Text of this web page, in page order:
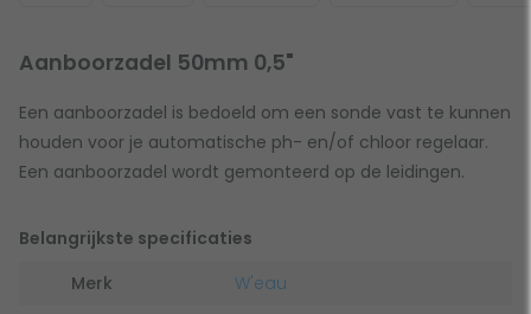
Aanboorzadel 50mm 0,5"
Een aanboorzadel is bedoeld om een sonde vast te kunnen
houden voor je automatische ph- en/of chloor regelaar.
Een aanboorzadel wordt gemonteerd op de leidingen.
Belangrijkste specificaties
Merk
W'eau